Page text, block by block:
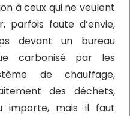
à ceux qui ne veulent
parfois faute d’envie,
devant un bureau
carbonisé par les
de chauffage,
des déchets,
importe, mais il faut